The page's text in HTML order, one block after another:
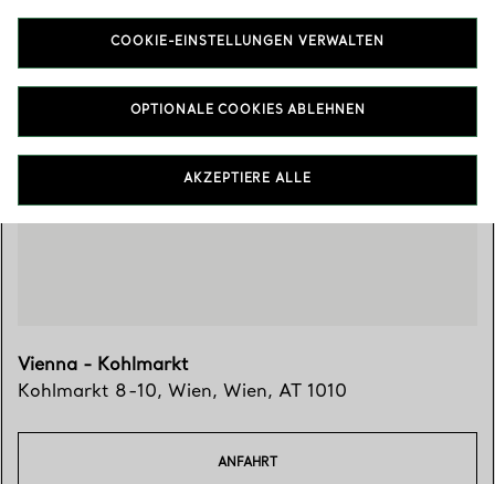
Besuchen Sie uns
Vienna - Kohlmarkt
Kohlmarkt 8-10, Wien, Wien, AT 1010
ANFAHRT
COOKIE-EINSTELLUNGEN VERWALTEN
OPTIONALE COOKIES ABLEHNEN
AKZEPTIERE ALLE